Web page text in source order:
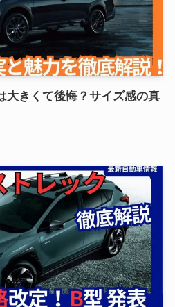
大きくて後悔？サイズ感の真